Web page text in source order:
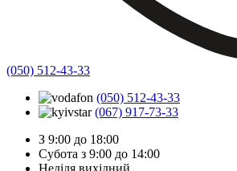
(050) 512-43-33
(050) 512-43-33
(067) 917-73-33
З 9:00 до 18:00
Субота з 9:00 до 14:00
Неділя вихідний